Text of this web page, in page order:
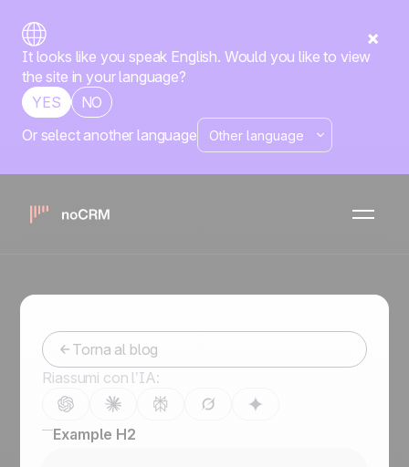
It looks like you speak English. Would you like to view
the site in your language?
YES
NO
Or select another language
Outreach su Twitter: come
raggiungere i clienti con
tweet precompilati
Torna al blog
Riassumi con l’IA:
Example H2